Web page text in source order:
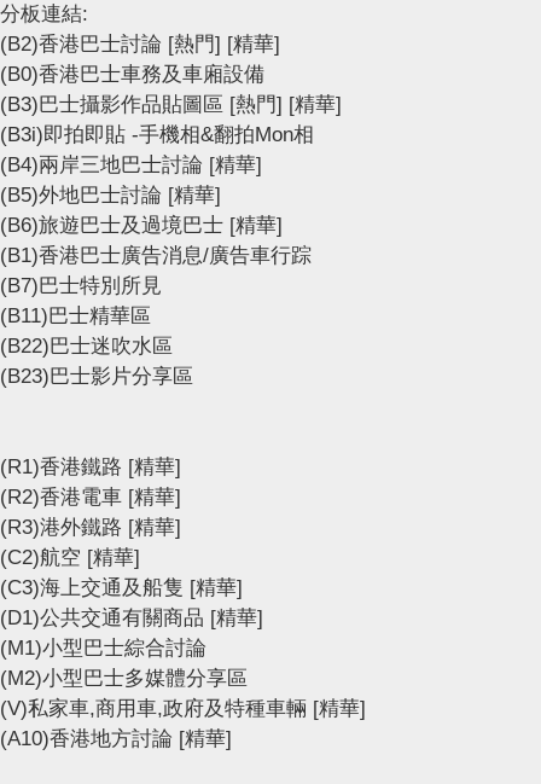
分板連結:
(B2)香港巴士討論 [熱門] [精華]
(B0)香港巴士車務及車廂設備
(B3)巴士攝影作品貼圖區 [熱門] [精華]
(B3i)即拍即貼 -手機相&翻拍Mon相
(B4)兩岸三地巴士討論 [精華]
(B5)外地巴士討論 [精華]
(B6)旅遊巴士及過境巴士 [精華]
(B1)香港巴士廣告消息/廣告車行踪
(B7)巴士特別所見
(B11)巴士精華區
(B22)巴士迷吹水區
(B23)巴士影片分享區
(R1)香港鐵路 [精華]
(R2)香港電車 [精華]
(R3)港外鐵路 [精華]
(C2)航空 [精華]
(C3)海上交通及船隻 [精華]
(D1)公共交通有關商品 [精華]
(M1)小型巴士綜合討論
(M2)小型巴士多媒體分享區
(V)私家車,商用車,政府及特種車輛 [精華]
(A10)香港地方討論 [精華]